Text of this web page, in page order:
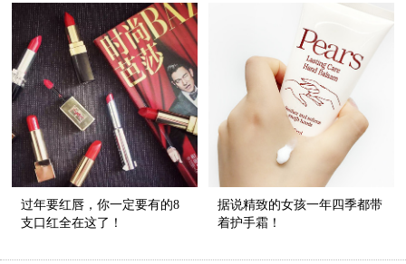
过年要红唇，你一定要有的8
支口红全在这了！
据说精致的女孩一年四季都带
着护手霜！